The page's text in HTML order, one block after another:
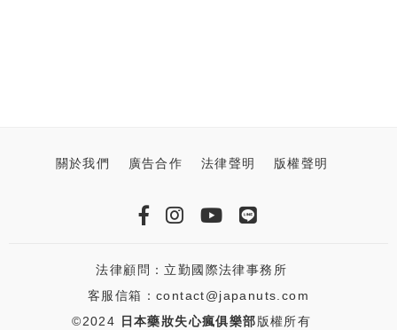
關於我們 廣告合作 法律聲明 版權聲明
法律顧問：立勤國際法律事務所
客服信箱：contact@japanuts.com
©2024
日本藥妝失心瘋俱樂部版權所有